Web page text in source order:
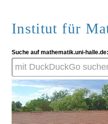
Institut für
Suche auf mathematik.uni-halle.de: